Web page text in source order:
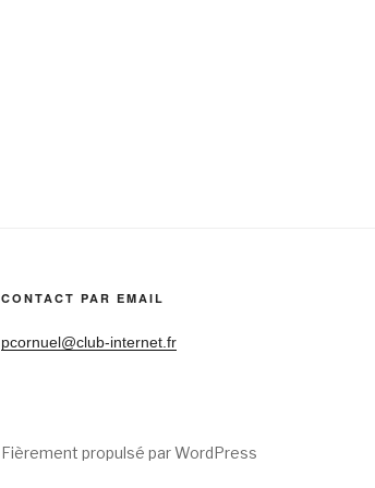
CONTACT PAR EMAIL
pcornuel@club-internet.fr
Fièrement propulsé par WordPress